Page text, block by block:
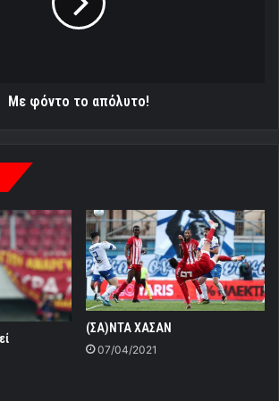
Με φόντο το απόλυτο!
(ΣΑ)ΝΤΑ ΧΑΣΑΝ
07/04/2021